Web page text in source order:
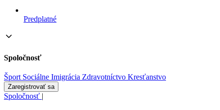
Predplatné
Spoločnosť
Šport Sociálne Imigrácia Zdravotníctvo Kresťanstvo
Zaregistrovať sa
Spoločnosť |